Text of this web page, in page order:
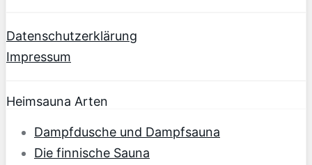
Datenschutzerklärung
Impressum
Heimsauna Arten
Dampfdusche und Dampfsauna
Die finnische Sauna